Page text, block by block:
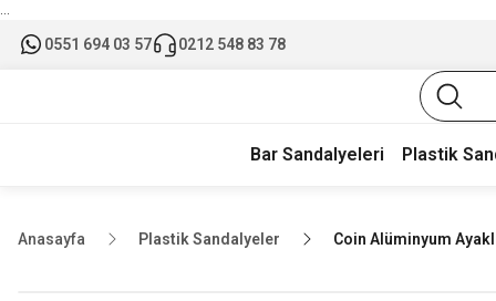
...
0551 694 03 57 0212 548 83 78
Bar Sandalyeleri Plastik
Anasayfa Plastik Sandalyeler Coin Alüminyum